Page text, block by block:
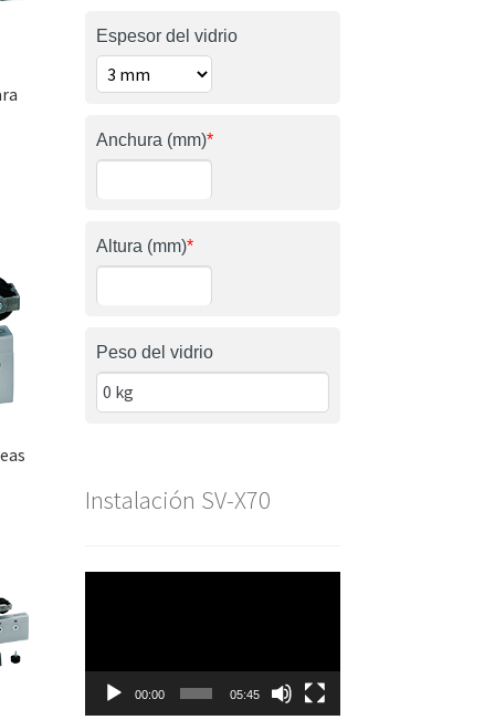
Espesor del vidrio
Anchura (mm)*
Altura (mm)*
Peso del vidrio
Instalación SV-X70
00:00 05:45